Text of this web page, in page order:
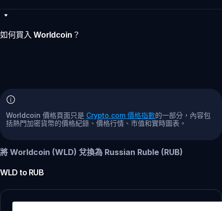
如何買入 Worldcoin？
Worldcoin 價格頁面只是 Crypto.com 價格指數的一部分，內容包
括熱門加密貨幣的價格紀錄、價格行情、市值和實時圖表。
將 Worldcoin (WLD) 兌換為 Russian Ruble (RUB)
WLD to RUB